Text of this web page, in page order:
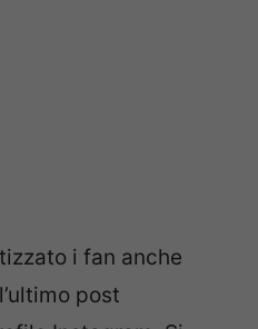
i fan anche
post